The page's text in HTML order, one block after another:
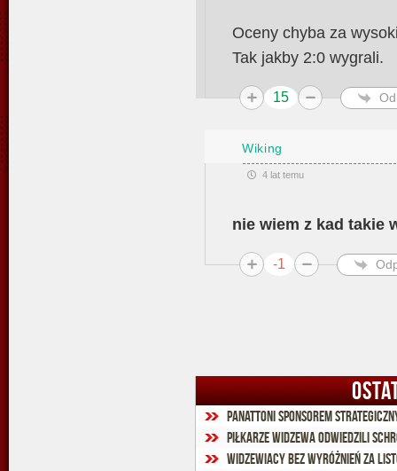
Oceny chyba za
Tak jakby 2:0 wygrali.
15
Wiking
4 lat temu
nie wiem z kad takie
-1
Panattoni sponsorem
Piłkarze Widzewa odwiedzili
Widzewiacy bez wyróżnień za